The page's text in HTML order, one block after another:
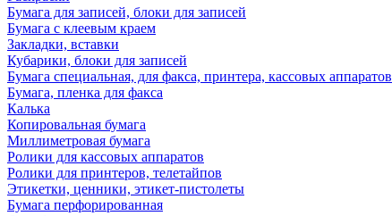
Бумага для записей, блоки для записей
Бумага с клеевым краем
Закладки, вставки
Кубарики, блоки для записей
Бумага специальная, для факса, принтера, кассовых аппаратов
Бумага, пленка для факса
Калька
Копировальная бумага
Миллиметровая бумага
Ролики для кассовых аппаратов
Ролики для принтеров, телетайпов
Этикетки, ценники, этикет-пистолеты
Бумага перфорированная